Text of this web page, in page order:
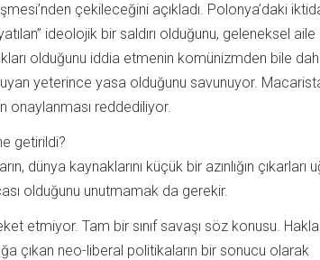
çekileceğini açıkladı. Polonya’daki
ideolojik bir saldırı olduğunu, geleneksel aile
olduğunu iddia etmenin komünizmden bile
yeterince yasa olduğunu savunuyor.
onaylanması reddediliyor.
getirildi?
dünya kaynaklarını küçük bir azınlığın çıkarları
olduğunu unutmamak da gerekir.
etmiyor. Tam bir sınıf savaşı söz konusu.
çıkan neo-liberal politikaların bir sonucu olarak